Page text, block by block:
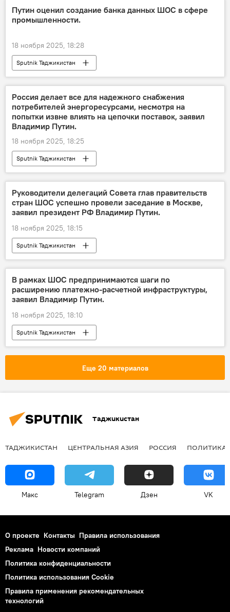
Путин оценил создание банка данных ШОС в сфере
промышленности.
18 ноября 2025, 18:28
Sputnik Таджикистан
Россия делает все для надежного снабжения
потребителей энергоресурсами, несмотря на
попытки извне влиять на цепочки поставок, заявил
Владимир Путин.
18 ноября 2025, 18:25
Sputnik Таджикистан
Руководители делегаций Совета глав правительств
стран ШОС успешно провели заседание в Москве,
заявил президент РФ Владимир Путин.
18 ноября 2025, 18:15
Sputnik Таджикистан
В рамках ШОС предпринимаются шаги по
расширению платежно-расчетной инфраструктуры,
заявил Владимир Путин.
18 ноября 2025, 18:10
Sputnik Таджикистан
Еще 20 материалов
Таджикистан
ТАДЖИКИСТАН ЦЕНТРАЛЬНАЯ АЗИЯ РОССИЯ ПОЛИТИКА
Макс Telegram Дзен VK
О проекте Контакты Правила использования
Реклама Новости компаний
Политика конфиденциальности
Политика использования Cookie
Правила применения рекомендательных
технологий